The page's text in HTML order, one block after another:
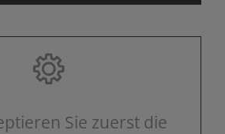
Sie zuerst die